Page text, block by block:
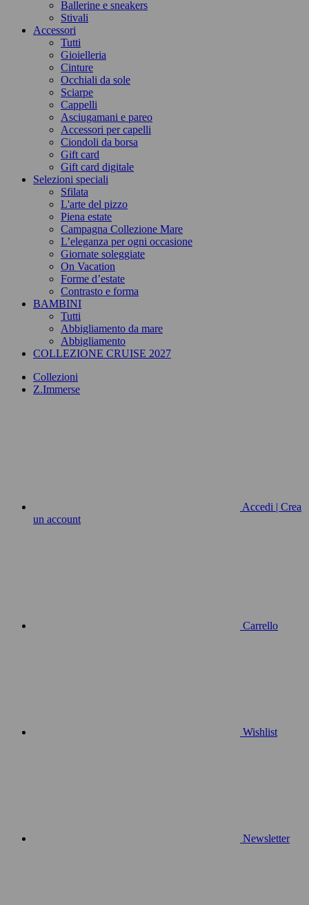
Ballerine e sneakers
Stivali
Accessori
Tutti
Gioielleria
Cinture
Occhiali da sole
Sciarpe
Cappelli
Asciugamani e pareo
Accessori per capelli
Ciondoli da borsa
Gift card
Gift card digitale
Selezioni speciali
Sfilata
L'arte del pizzo
Piena estate
Campagna Collezione Mare
L’eleganza per ogni occasione
Giornate soleggiate
On Vacation
Forme d’estate
Contrasto e forma
BAMBINI
Tutti
Abbigliamento da mare
Abbigliamento
COLLEZIONE CRUISE 2027
Collezioni
Z.Immerse
Accedi | Crea
un account
Carrello
Wishlist
Newsletter